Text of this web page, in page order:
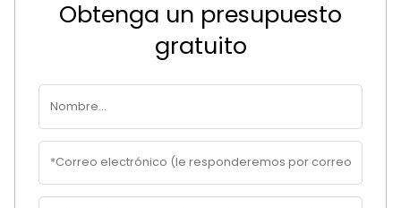
Obtenga un presupuesto
gratuito